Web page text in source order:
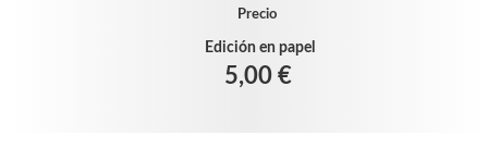
Precio
Edición en papel
5,00 €